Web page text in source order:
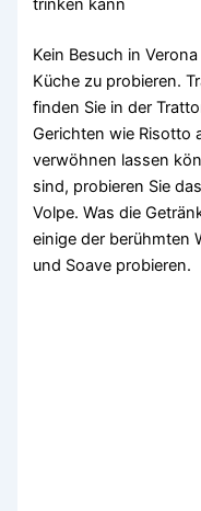
trinken kann
Kein Besuch in
Küche zu probieren.
finden Sie in der
Gerichten wie Risotto
verwöhnen lassen
sind, probieren Sie
Volpe. Was die
einige der berühmten
und Soave probieren.